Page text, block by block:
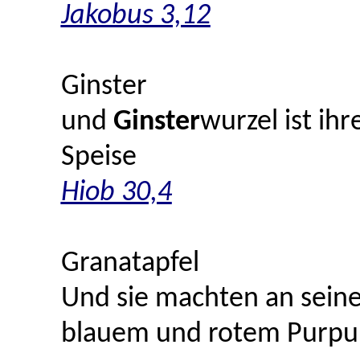
Jakobus 3,12
Ginster
und Ginsterwurzel ist
Speise
Hiob 30,4
Granatapfel
Und sie machten an
blauem und rotem